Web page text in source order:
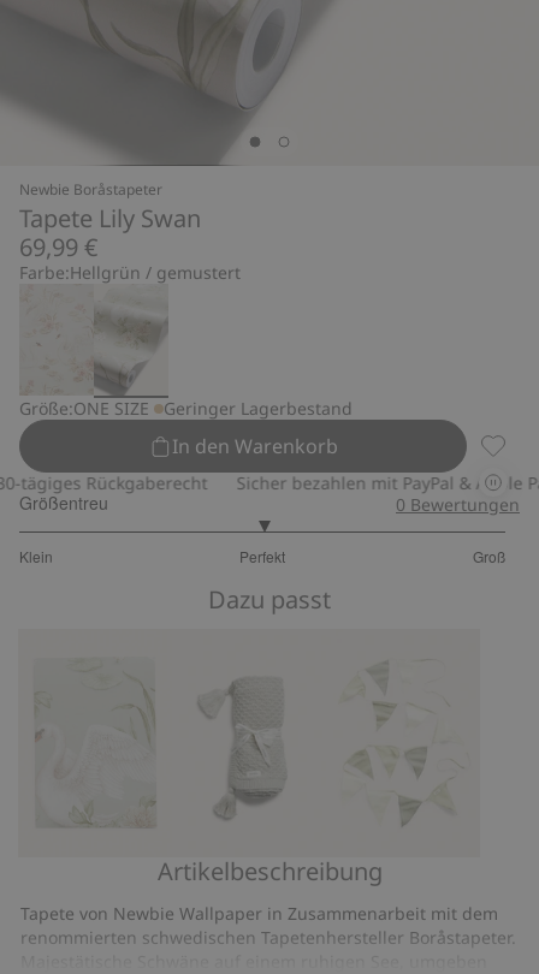
Newbie Boråstapeter
Tapete Lily Swan
69,99 €
Farbe:Hellgrün / gemustert
Größe:ONE SIZE Geringer Lagerbestand
In den Warenkorb
Rückgaberecht Sicher bezahlen mit PayPal & Apple Pay
Größentreu
Klein Perfekt Groß
von
0 Bewertungen
Dazu passt
Swan
Strickdecke
Muster
Mehrfarbige
Wimpelgirlande
Artikelbeschreibung
Tapete von Newbie Wallpaper in Zusammenarbeit mit dem
renommierten schwedischen Tapetenhersteller Boråstapeter.